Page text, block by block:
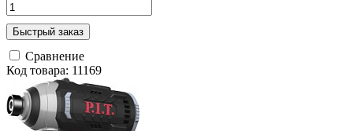
Быстрый заказ
Сравнение
Код товара: 11169